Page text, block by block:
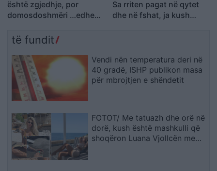
është zgjedhje, por
domosdoshmëri …edhe
Sa rriten pagat në qytet
dhe në fshat, ja kush
të fundit
Vendi nën temperatura deri në
40 gradë, ISHP publikon masa
për mbrojtjen e shëndetit
FOTOT/ Me tatuazh dhe orë në
dorë, kush është mashkulli që
shoqëron Luana Vjollcën me